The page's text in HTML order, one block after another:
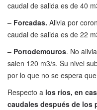
caudal de salida es de 40
– Forcadas. Alivia por
caudal de salida es de 22
– Portodemouros. No
salen 120 m3/s. Su nivel
por lo que no se espera
Respecto a los ríos, en
caudales después de los